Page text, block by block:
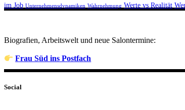
im Job Unternehmensdynamiken Wahrnehmung Werte vs Realität
Biografien, Arbeitswelt und neue Salontermine:
Frau Süd ins Postfach
Social